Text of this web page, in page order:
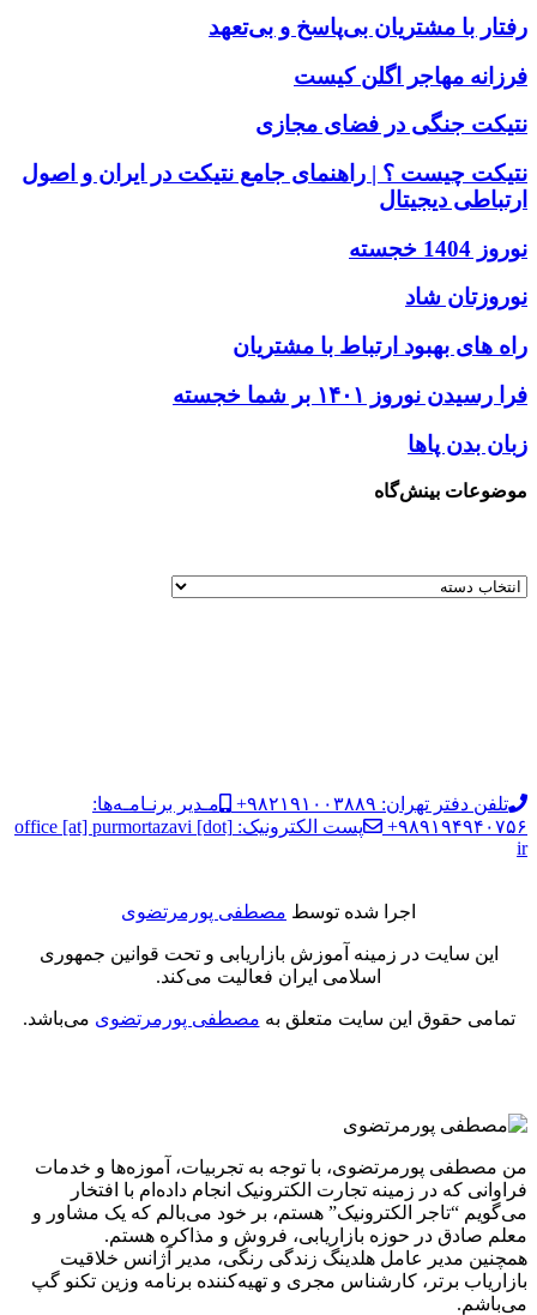
رفتار با مشتریان بی‌پاسخ و بی‌تعهد
فرزانه مهاجر اگلن کیست
نتیکت جنگی در فضای مجازی
نتیکت چیست ؟ | راهنمای جامع نتیکت در ایران و اصول
ارتباطی دیجیتال
نوروز 1404 خجسته
نوروزتان شاد
راه های بهبود ارتباط با مشتریان
فرا رسیدن نوروز ۱۴۰۱ بر شما خجسته
زبان بدن پاها
موضوعات بینش‌گاه
تلفن دفتر تهران: ۹۸۲۱۹۱۰۰۳۸۸۹+
مـدیر برنـامـه‌ها:
۹۸۹۱۹۴۹۴۰۷۵۶+
پست الکترونیک: office [at] purmortazavi [dot]
ir
اجرا شده توسط مصطفی پورمرتضوی
این سایت در زمینه آموزش بازاریابی و تحت قوانین جمهوری
اسلامی ایران فعالیت می‌کند.
تمامی حقوق این سایت متعلق به مصطفی پورمرتضوی می‌باشد.
من مصطفی پورمرتضوی، با توجه به تجربیات، آموزه‌ها و خدمات
فراوانی که در زمینه تجارت الکترونیک انجام داده‌ام با افتخار
می‌گویم “تاجر الکترونیک” هستم، بر خود می‌بالم که یک مشاور و
معلم صادق در حوزه بازاریابی، فروش و مذاکره هستم.
همچنین مدیر عامل هلدینگ زندگی رنگی، مدیر آژانس خلاقیت
بازاریاب برتر، کارشناس مجری و تهیه‌کننده برنامه وزین تکنو گپ
می‌باشم.